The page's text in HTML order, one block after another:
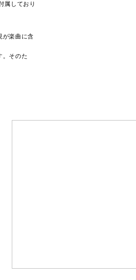
属しており
が楽曲に含
。そのた